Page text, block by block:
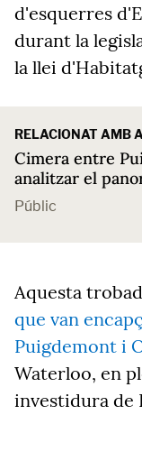
d'esquerres
durant la
la llei
RELACIONAT AMB
Cimera entre
analitzar el
Públic
Aquesta
que van
Puigdemont i
Waterloo, en
investidura de